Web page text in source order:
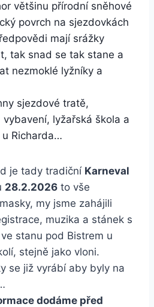
většinu přírodní sněhové
povrch na sjezdovkách
mají srážky
tak snad se tak stane a
nezmoklé lyžníky a
sjezdové tratě,
lyžařská škola a
u Richarda…
je tady tradiční Karneval
28.2.2026 to vše
my jsme zahájili
muzika a stánek s
stanu pod Bistrem u
stejně jako vloni.
se již vyrábí aby byly na
dodáme před